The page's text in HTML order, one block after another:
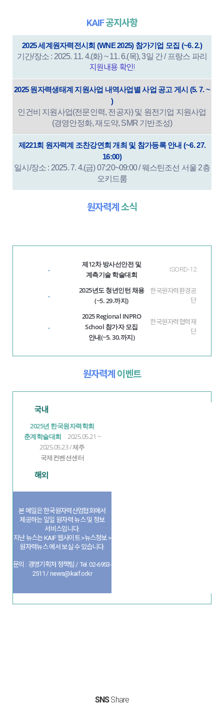
KAIF공지사항
2025 세계원자력전시회 (WNE 2025) 참가기업 모집 (~6. 2.)
기간/장소 : 2025. 11. 4.(화) ~ 11. 6.(목), 3일 간 / 프랑스 파리
지원내용 확인!
2025 원자력생태계 지원사업 내역사업별 사업 공고 게시 (5. 7. ~
)
인건비 지원사업(전문인력, 전공자) 및 원전기업 지원사업
(경영안정화, 재도약, SMR 기반조성)
제221회 원자력계 조찬강연회 개최 및 참가등록 안내 (~6. 27.
16:00)
일시/장소 : 2025. 7. 4.(금) 07:20~09:00 / 웨스틴조선 서울 2층
오키드룸
원자력계소식
·
제12차 방사선안전 및
계측기술 학술대회
ISORD-12
·
2025년도 청년인턴 채용
(~5. 29.까지)
한국원자력환경공
단
·
2025 Regional INPRO
School 참가자 모집
안내(~5. 30.까지)
한국원자력협력재
단
원자력계 이벤트
국내
2025년 한국원자력학회
춘계학술대회
2025.05.21 ~
2025.05.23 / 제주
국제컨벤션센터
해외
본 메일은 한국원자력산업협회에서
제공하는 일일 원자력 뉴스 및 정보
서비스입니다.
지난 뉴스는 KAIF 웹사이트 >뉴스정보 >
원자력뉴스 에서 보실 수 있습니다.
문의 : 경영기획처 정책팀 / Tel. 02-6953-
2511 / news@kaif.or.kr
SNSShare